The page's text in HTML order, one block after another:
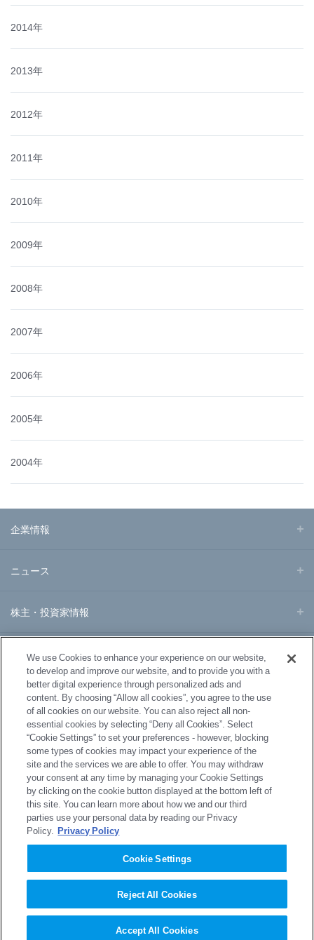
2014年
2013年
2012年
2011年
2010年
2009年
2008年
2007年
2006年
2005年
2004年
企業情報
ニュース
株主・投資家情報
事業・製品
研究開発
サステナビリティ
採用情報
サイトマップ
プライバシーポリシー（GDPR）
Copyright © Sumitomo Chemical Co., Ltd.
We use Cookies to enhance your experience on our website,
to develop and improve our website, and to provide you with a
better digital experience through personalized ads and
content. By choosing “Allow all cookies”, you agree to the use
of all cookies on our website. You can also reject all non-
essential cookies by selecting “Deny all Cookies”. Select
“Cookie Settings” to set your preferences - however, blocking
some types of cookies may impact your experience of the
site and the services we are able to offer. You may withdraw
your consent at any time by managing your Cookie Settings
by clicking on the cookie button displayed at the bottom left of
this site. You can learn more about how we and our third
parties use your personal data by reading our Privacy
Policy. Privacy Policy
Cookie Settings
Reject All Cookies
Accept All Cookies